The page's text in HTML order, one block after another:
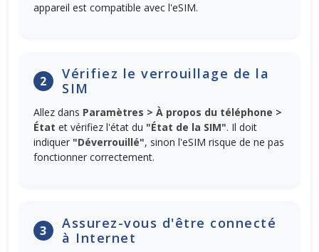
appareil est compatible avec l'eSIM.
2
Vérifiez le verrouillage de la
SIM
Allez dans Paramètres > À propos du téléphone >
État et vérifiez l'état du "État de la SIM". Il doit
indiquer "Déverrouillé", sinon l'eSIM risque de ne pas
fonctionner correctement.
3
Assurez-vous d'être connecté
à Internet